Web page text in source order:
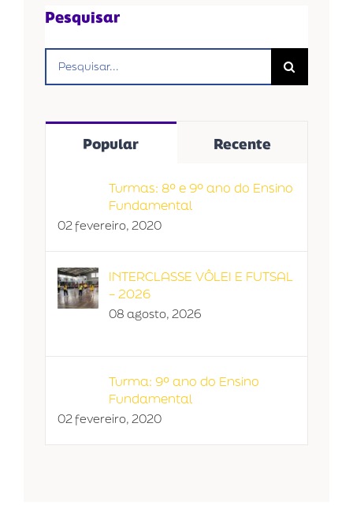
Pesquisar
resultados
Popular Recente
Turmas: 8º e 9º ano do Ensino
Fundamental
02 fevereiro, 2020
INTERCLASSE VÔLEI E FUTSAL
– 2026
08 agosto, 2026
Turma: 9º ano do Ensino
Fundamental
02 fevereiro, 2020